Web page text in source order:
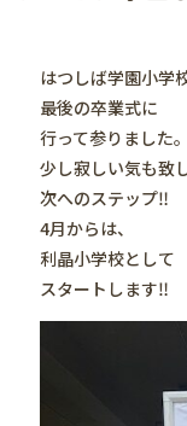
はつしば学園小学
最後の卒業式に
行って参りました。
少し寂しい気も致
次へのステップ‼️
4月からは、
利晶小学校として
スタートします‼️